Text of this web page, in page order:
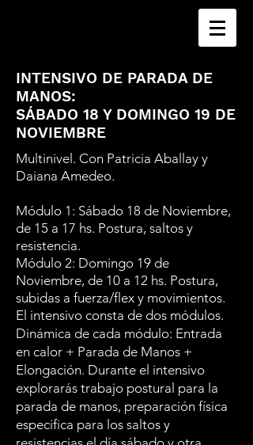
INTENSIVO DE PARADA DE
MANOS:
SÁBADO 18 Y DOMINGO 19 DE
NOVIEMBRE
Multinivel. Con Patricia Aballay y
Daiana Amedeo.
Módulo 1: Sábado 18 de Noviembre,
de 15 a 17 hs. Postura, saltos y
resistencia.
Módulo 2: Domingo 19 de
Noviembre, de 10 a 12 hs. Postura,
subidas a fuerza/flex y movimientos.
El intensivo consta de dos módulos.
Dinámica de cada módulo: Entrada
en calor + Parada de Manos +
Elongación. Durante el intensivo
explorarás trabajo postural para la
parada de manos, preparación física
especifica para los saltos y